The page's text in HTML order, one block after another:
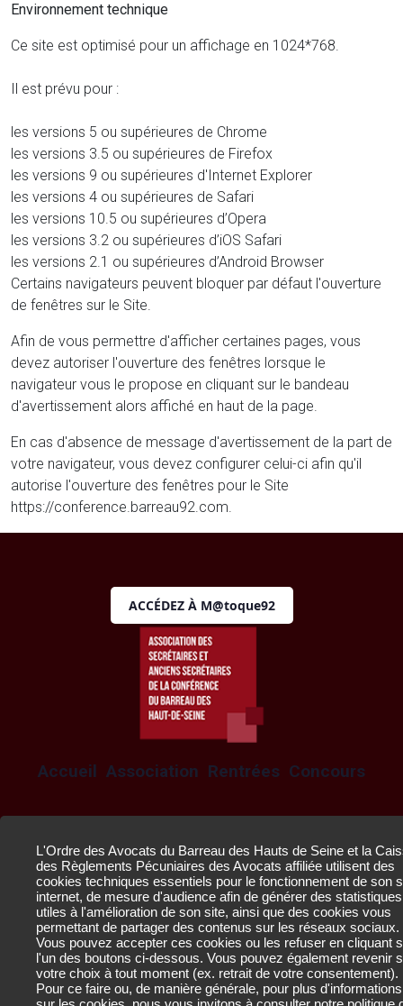
Environnement technique
Ce site est optimisé pour un affichage en 1024*768.
Il est prévu pour :
les versions 5 ou supérieures de Chrome
les versions 3.5 ou supérieures de Firefox
les versions 9 ou supérieures d'Internet Explorer
les versions 4 ou supérieures de Safari
les versions 10.5 ou supérieures d’Opera
les versions 3.2 ou supérieures d’iOS Safari
les versions 2.1 ou supérieures d’Android Browser
Certains navigateurs peuvent bloquer par défaut l'ouverture
de fenêtres sur le Site.
Afin de vous permettre d'afficher certaines pages, vous
devez autoriser l'ouverture des fenêtres lorsque le
navigateur vous le propose en cliquant sur le bandeau
d'avertissement alors affiché en haut de la page.
En cas d'absence de message d'avertissement de la part de
votre navigateur, vous devez configurer celui-ci afin qu'il
autorise l'ouverture des fenêtres pour le Site
https://conference.barreau92.com.
Accueil Association Rentrées Concours
© 2022 Barreau
des Hauts-de-
Seine
ACCÉDEZ À M@toque92
L'Ordre des Avocats du Barreau des Hauts de Seine et la
des Règlements Pécuniaires des Avocats affiliée utilisent des
cookies techniques essentiels pour le fonctionnement de son
internet, de mesure d'audience afin de générer des statistiques
utiles à l'amélioration de son site, ainsi que des cookies vous
permettant de partager des contenus sur les réseaux sociaux.
Vous pouvez accepter ces cookies ou les refuser en cliquant
l'un des boutons ci-dessous. Vous pouvez également revenir
votre choix à tout moment (ex. retrait de votre consentement).
Pour ce faire ou, de manière générale, pour plus d'informations